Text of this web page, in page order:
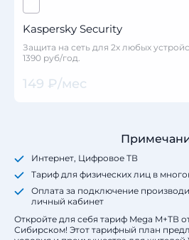
Kaspersky Security
Защита на сеть для 2х любых
1390 руб/год.
149 ₽/мес
Интернет, Цифровое ТВ
Тариф для физических лиц в
Оплата за подключение
личный кабинет
Откройте для себя тариф Mega M+ТВ
Сибирском! Этот тарифный план